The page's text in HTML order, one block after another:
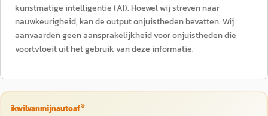
kunstmatige intelligentie (AI). Hoewel wij streven naar
nauwkeurigheid, kan de output onjuistheden bevatten. Wij
aanvaarden geen aansprakelijkheid voor onjuistheden die
voortvloeit uit het gebruik van deze informatie.
ikwilvanmijnautoaf®